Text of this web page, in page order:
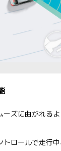
ズに曲がれるよ
トロールで走行